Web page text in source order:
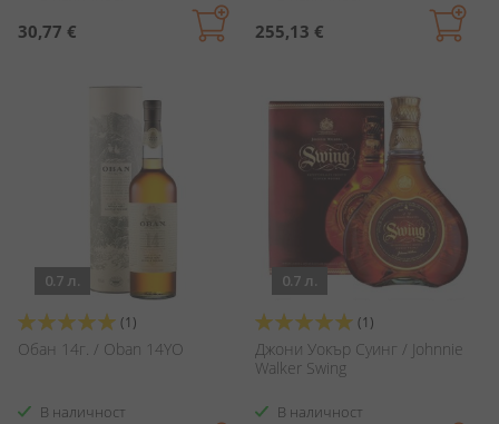
30,77 € 255,13 €
0.7 л.
Оценка:
100%
(1)
Обан 14г. / Oban 14YO
В наличност
0.7 л.
Оценка:
100%
(1)
Джони Уокър Суинг / Johnnie
Walker Swing
В наличност